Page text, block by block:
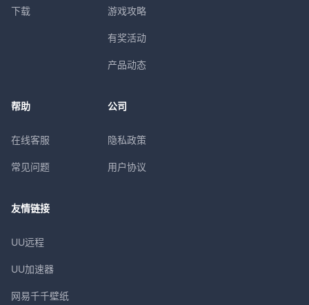
下载 游戏攻略
有奖活动
产品动态
帮助
在线客服
常见问题
公司
隐私政策
用户协议
友情链接
UU远程
UU加速器
网易千千壁纸